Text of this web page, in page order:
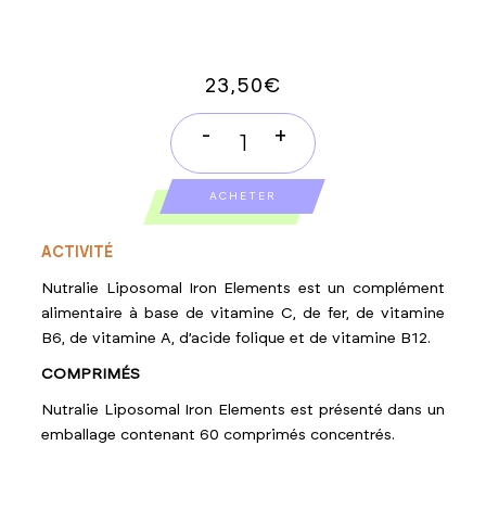
23,50€
LIPOSOMAL
IRON
ELEMENTS
quantity
- +
ACHETER
ACTIVITÉ
Nutralie Liposomal Iron Elements est un complément
alimentaire à base de vitamine C, de fer, de vitamine
B6, de vitamine A, d’acide folique et de vitamine B12.
COMPRIMÉS
Nutralie Liposomal Iron Elements est présenté dans un
emballage contenant 60 comprimés concentrés.